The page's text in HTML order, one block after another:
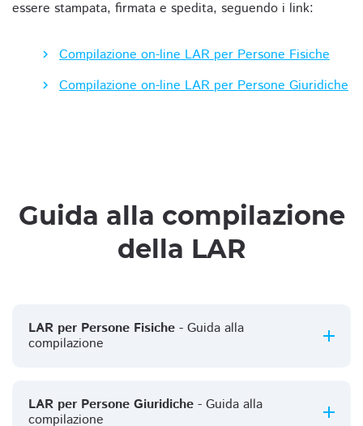
essere stampata, firmata e spedita, seguendo i link:
Compilazione on-line LAR per Persone Fisiche
Compilazione on-line LAR per Persone Giuridiche
Guida alla compilazione
della LAR
LAR per Persone Fisiche - Guida alla
compilazione
LAR per Persone Giuridiche - Guida alla
compilazione